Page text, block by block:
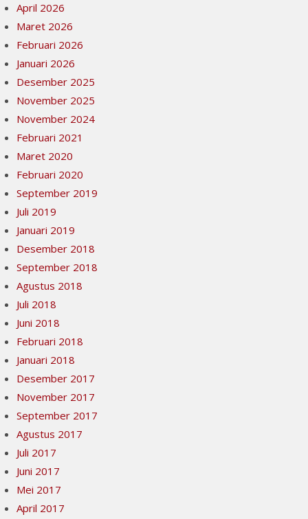
April 2026
Maret 2026
Februari 2026
Januari 2026
Desember 2025
November 2025
November 2024
Februari 2021
Maret 2020
Februari 2020
September 2019
Juli 2019
Januari 2019
Desember 2018
September 2018
Agustus 2018
Juli 2018
Juni 2018
Februari 2018
Januari 2018
Desember 2017
November 2017
September 2017
Agustus 2017
Juli 2017
Juni 2017
Mei 2017
April 2017